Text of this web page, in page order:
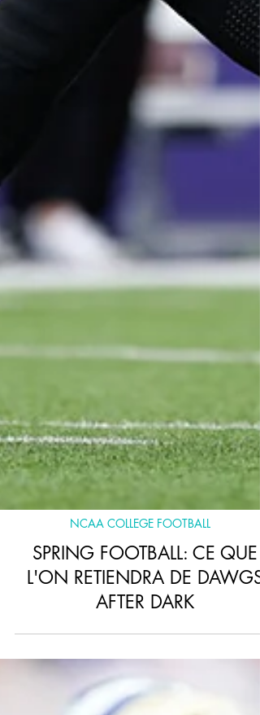
NCAA COLLEGE FOOTBALL
SPRING FOOTBALL: CE QUE
L'ON RETIENDRA DE DAWGS
AFTER DARK